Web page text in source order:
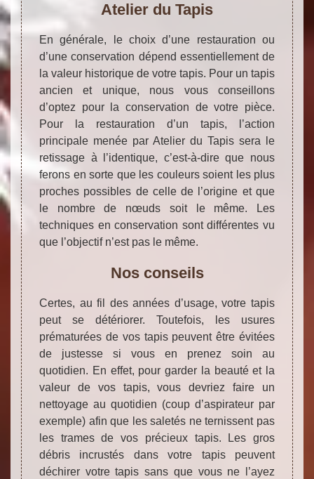
Atelier du Tapis
En générale, le choix d’une restauration ou
d’une conservation dépend essentiellement de
la valeur historique de votre tapis. Pour un tapis
ancien et unique, nous vous conseillons
d’optez pour la conservation de votre pièce.
Pour la restauration d’un tapis, l’action
principale menée par Atelier du Tapis sera le
retissage à l’identique, c’est-à-dire que nous
ferons en sorte que les couleurs soient les plus
proches possibles de celle de l’origine et que
le nombre de nœuds soit le même. Les
techniques en conservation sont différentes vu
que l’objectif n’est pas le même.
Nos conseils
Certes, au fil des années d’usage, votre tapis
peut se détériorer. Toutefois, les usures
prématurées de vos tapis peuvent être évitées
de justesse si vous en prenez soin au
quotidien. En effet, pour garder la beauté et la
valeur de vos tapis, vous devriez faire un
nettoyage au quotidien (coup d’aspirateur par
exemple) afin que les saletés ne ternissent pas
les trames de vos précieux tapis. Les gros
débris incrustés dans votre tapis peuvent
déchirer votre tapis sans que vous ne l’ayez